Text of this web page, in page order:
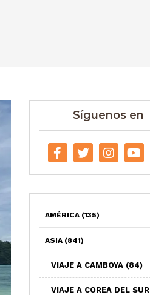
Síguenos en
AMÉRICA (135)
ASIA (841)
VIAJE A CAMBOYA (84)
VIAJE A COREA DEL SUR